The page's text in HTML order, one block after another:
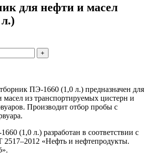
для нефти и масел
+
ПЭ-1660 (1,0 л.) предназначен для
масел из транспортируемых цистерн и
Производит отбор пробы с
(1,0 л.) разработан в соответствии с
«Нефть и нефтепродукты.